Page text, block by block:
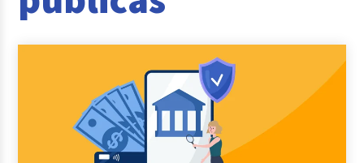
Columna del Experto
Entrevistas